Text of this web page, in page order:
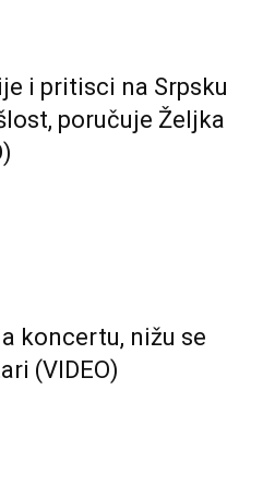
i pritisci na Srpsku
poručuje Željka
koncertu, nižu se
(VIDEO)